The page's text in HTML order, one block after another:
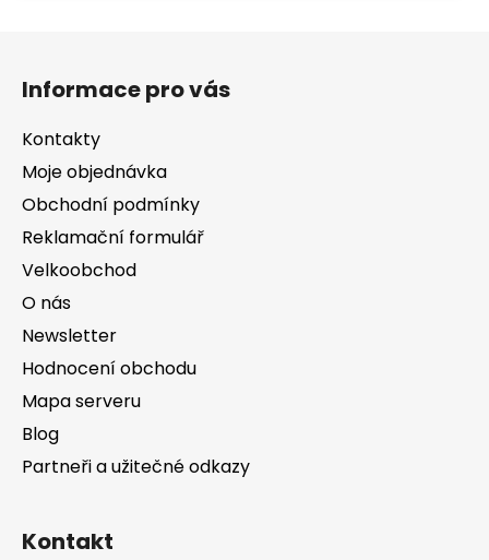
Informace pro vás
Kontakty
Moje objednávka
Obchodní podmínky
Reklamační formulář
Velkoobchod
O nás
Newsletter
Hodnocení obchodu
Mapa serveru
Blog
Partneři a užitečné odkazy
Kontakt